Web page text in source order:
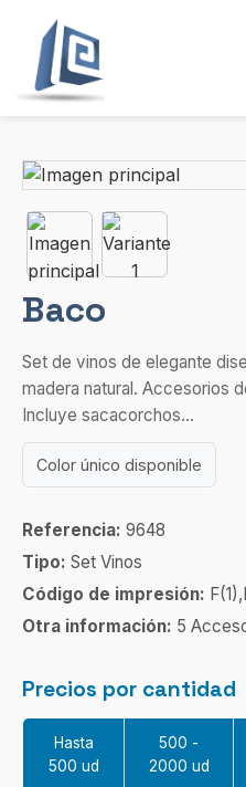
Baco
Set de vinos de elegante
madera natural. Accesorios
Incluye sacacorchos...
Color único disponible
Referencia: 9648
Tipo: Set Vinos
Código de impresión:
Otra información: 5
Precios por cantidad
Hasta
500 ud
500 -
2000 ud